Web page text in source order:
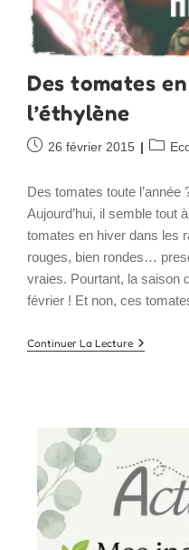
Des tomates
l’éthylène
Publication
26 février 2015
Post
Des tomates toute l’année
Aujourd’hui, il semble tout
tomates en hiver dans les
rouges, bien rondes…
vraies. Pourtant, la saison
février ! Et non, ces
Continuer La LectureDes